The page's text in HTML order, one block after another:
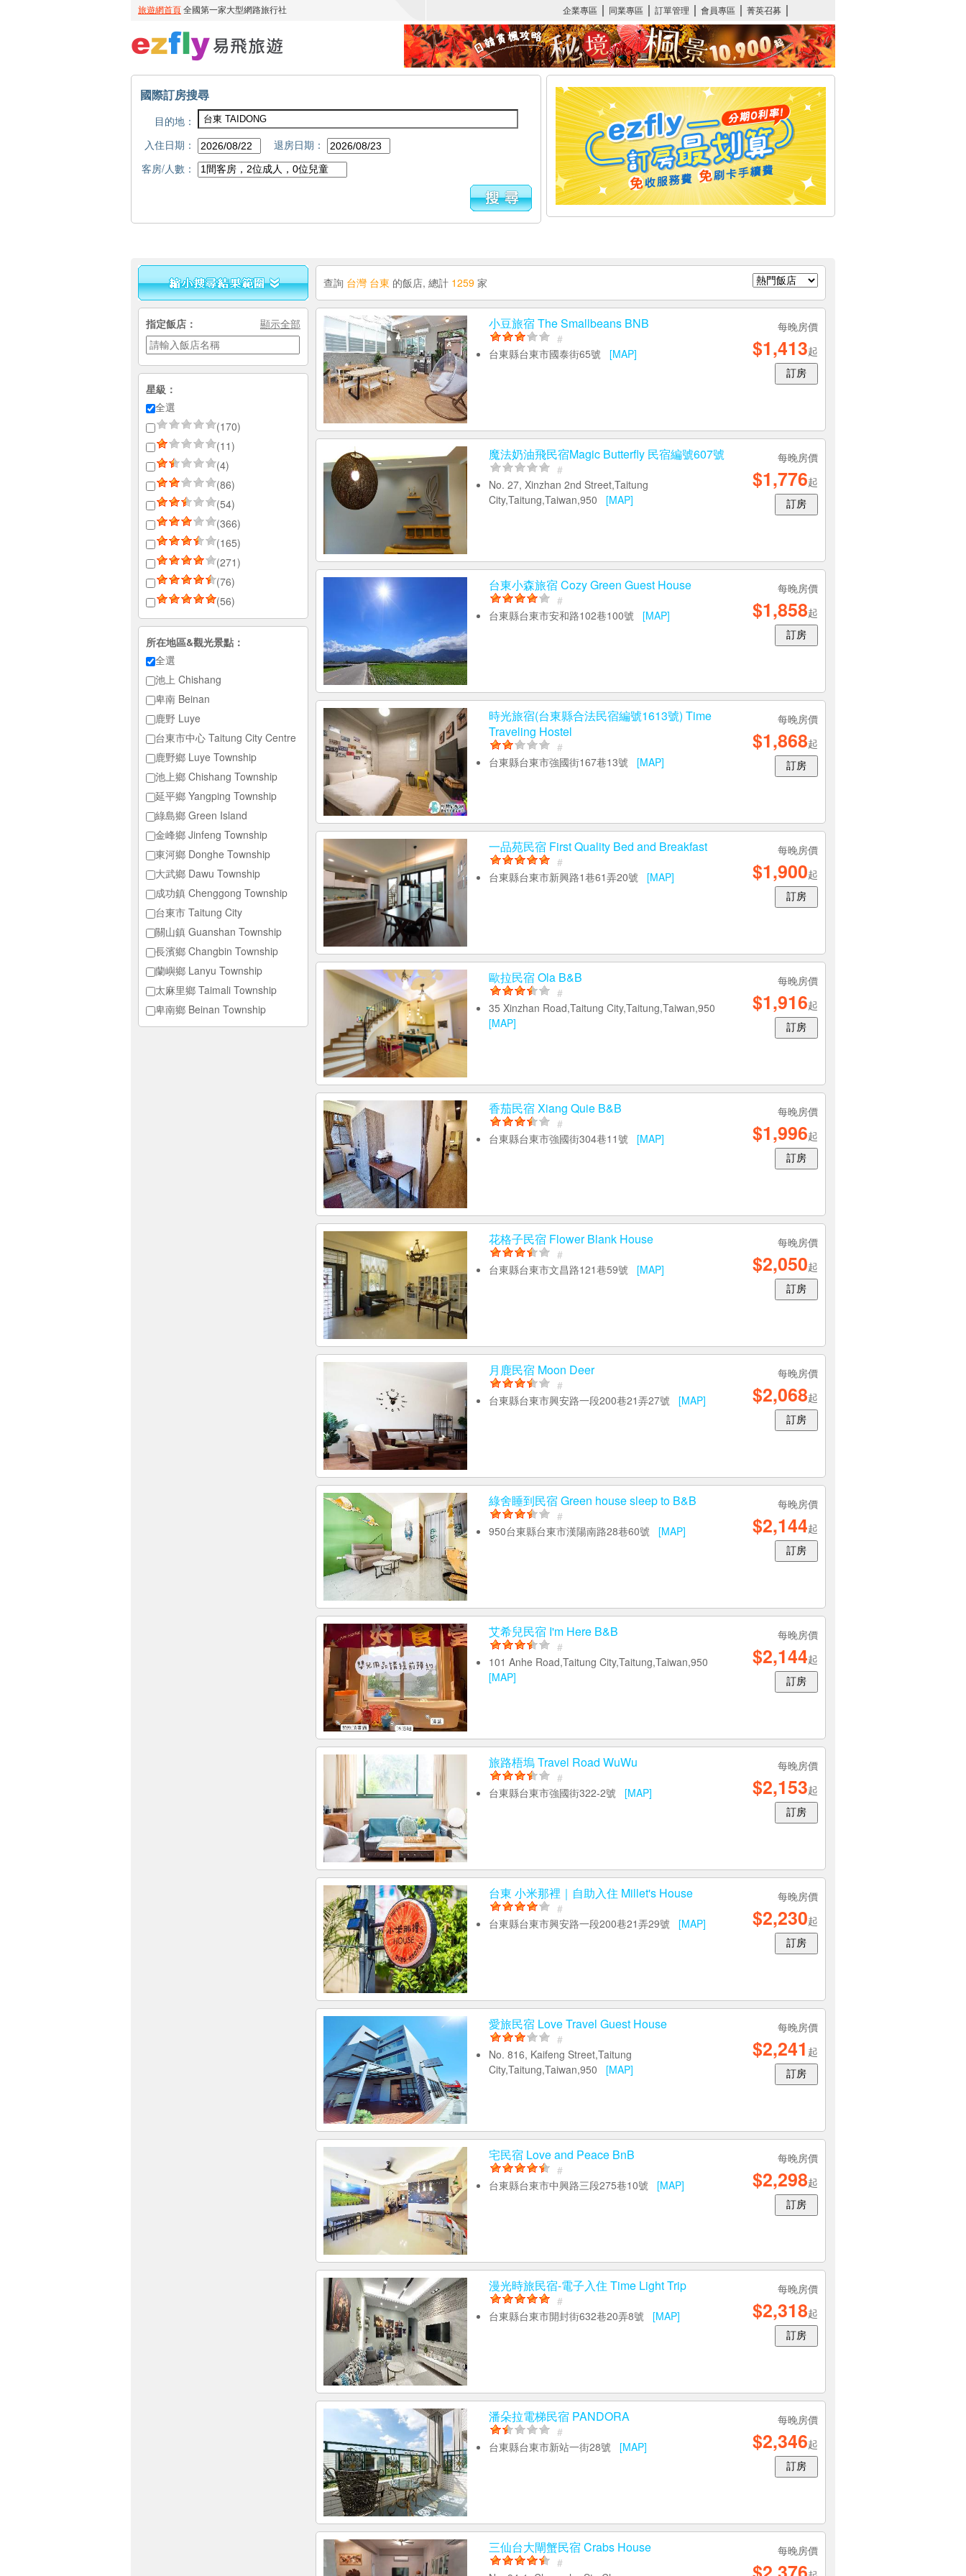
國際訂房搜尋
目的地：
入住日期：
退房日期：
客房/人數：
指定飯店： 顯示全部
星級：
全選
(170)
(11)
(4)
(86)
(54)
(366)
(165)
(271)
(76)
(56)
所在地區&觀光景點：
全選
池上 Chishang
卑南 Beinan
鹿野 Luye
台東市中心 Taitung City Centre
鹿野鄉 Luye Township
池上鄉 Chishang Township
延平鄉 Yangping Township
綠島鄉 Green Island
金峰鄉 Jinfeng Township
東河鄉 Donghe Township
大武鄉 Dawu Township
成功鎮 Chenggong Township
台東市 Taitung City
關山鎮 Guanshan Township
長濱鄉 Changbin Township
蘭嶼鄉 Lanyu Township
太麻里鄉 Taimali Township
卑南鄉 Beinan Township
查詢 台灣 台東 的飯店, 總計 1259 家
每晚房價
$1,413起
訂房
小豆旅宿 The Smallbeans BNB
#
台東縣台東市國泰街65號 [MAP]
每晚房價
$1,776起
訂房
魔法奶油飛民宿Magic Butterfly 民宿編號607號
#
No. 27, Xinzhan 2nd Street,Taitung
City,Taitung,Taiwan,950 [MAP]
每晚房價
$1,858起
訂房
台東小森旅宿 Cozy Green Guest House
#
台東縣台東市安和路102巷100號 [MAP]
每晚房價
$1,868起
訂房
時光旅宿(台東縣合法民宿編號1613號) Time
Traveling Hostel
#
台東縣台東市強國街167巷13號 [MAP]
每晚房價
$1,900起
訂房
一品苑民宿 First Quality Bed and Breakfast
#
台東縣台東市新興路1巷61弄20號 [MAP]
每晚房價
$1,916起
訂房
歐拉民宿 Ola B&B
#
35 Xinzhan Road,Taitung City,Taitung,Taiwan,950
[MAP]
每晚房價
$1,996起
訂房
香茄民宿 Xiang Quie B&B
#
台東縣台東市強國街304巷11號 [MAP]
每晚房價
$2,050起
訂房
花格子民宿 Flower Blank House
#
台東縣台東市文昌路121巷59號 [MAP]
每晚房價
$2,068起
訂房
月鹿民宿 Moon Deer
#
台東縣台東市興安路一段200巷21弄27號 [MAP]
每晚房價
$2,144起
訂房
綠舍睡到民宿 Green house sleep to B&B
#
950台東縣台東市漢陽南路28巷60號 [MAP]
每晚房價
$2,144起
訂房
艾希兒民宿 I'm Here B&B
#
101 Anhe Road,Taitung City,Taitung,Taiwan,950
[MAP]
每晚房價
$2,153起
訂房
旅路梧塢 Travel Road WuWu
#
台東縣台東市強國街322-2號 [MAP]
每晚房價
$2,230起
訂房
台東 小米那裡｜自助入住 Millet's House
#
台東縣台東市興安路一段200巷21弄29號 [MAP]
每晚房價
$2,241 起
訂房
愛旅民宿 Love Travel Guest House
#
No. 816, Kaifeng Street,Taitung
City,Taitung,Taiwan,950 [MAP]
每晚房價
$2,298起
訂房
宅民宿 Love and Peace BnB
#
台東縣台東市中興路三段275巷10號 [MAP]
每晚房價
$2,318起
訂房
漫光時旅民宿-電子入住 Time Light Trip
#
台東縣台東市開封街632巷20弄8號 [MAP]
每晚房價
$2,346起
訂房
潘朵拉電梯民宿 PANDORA
#
台東縣台東市新站一街28號 [MAP]
每晚房價
三仙台大閘蟹民宿 Crabs House
#